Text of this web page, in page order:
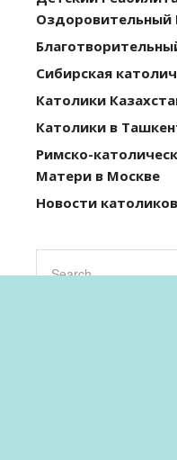
Оздоровительный
Сибирская
Католики
Католики в
Римско-
Матери в Москве
Новости